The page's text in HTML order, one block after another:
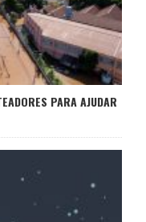
PARA AJUDAR